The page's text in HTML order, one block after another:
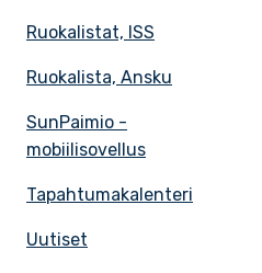
Ruokalistat, ISS
Ruokalista, Ansku
SunPaimio -
mobiilisovellus
Tapahtumakalenteri
Uutiset